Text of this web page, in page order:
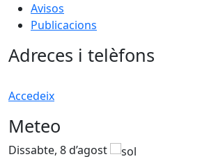
Avisos
Publicacions
Adreces i telèfons
Accedeix
Meteo
Dissabte, 8 d’agost